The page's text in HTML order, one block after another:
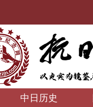
中日历史